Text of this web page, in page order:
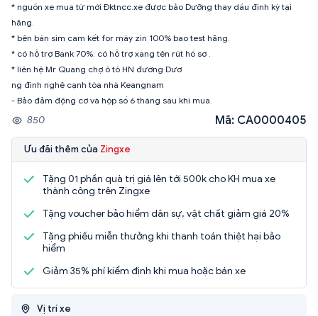
* nguồn xe mua từ mới Đktncc.xe được bảo Dưỡng thay dầu định kỳ tại
hãng.
* bên bán sim cam kết for máy zin 100% bao test hãng.
* có hỗ trợ Bank 70%. có hỗ trợ xang tên rút hồ sơ .
* liên hệ Mr Quang chợ ô tô HN đường Dươ
ng đình nghệ cạnh tòa nhà Keangnam
- Bảo đảm động cơ và hộp số 6 tháng sau khi mua.
850 Mã: CA0000405
Ưu đãi thêm của Zingxe
Tặng 01 phần quà trị giá lên tới 500k cho KH mua xe
thành công trên Zingxe
Tặng voucher bảo hiểm dân sự, vật chất giảm giá 20%
Tặng phiếu miễn thưởng khi thanh toán thiệt hại bảo
hiểm
Giảm 35% phí kiểm định khi mua hoặc bán xe
Vị trí xe